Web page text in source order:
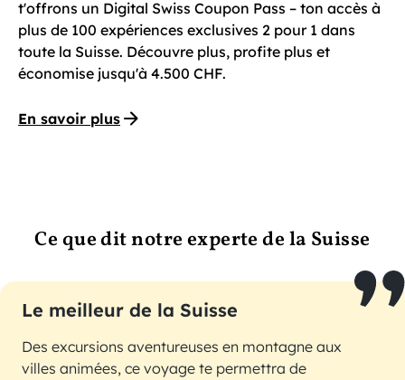
t'offrons un Digital Swiss Coupon Pass – ton accès à
plus de 100 expériences exclusives 2 pour 1 dans
toute la Suisse. Découvre plus, profite plus et
économise jusqu'à 4.500 CHF.
En savoir plus
Ce que dit notre experte de la Suisse
Le meilleur de la Suisse
Des excursions aventureuses en montagne aux
villes animées, ce voyage te permettra de